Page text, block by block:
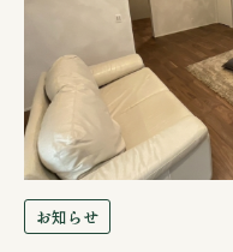
お知らせ